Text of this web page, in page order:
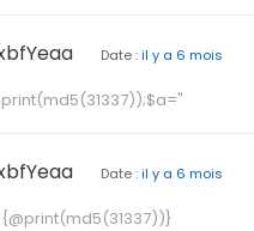
Date :il y a 6 mois
Date :il y a 6 mois